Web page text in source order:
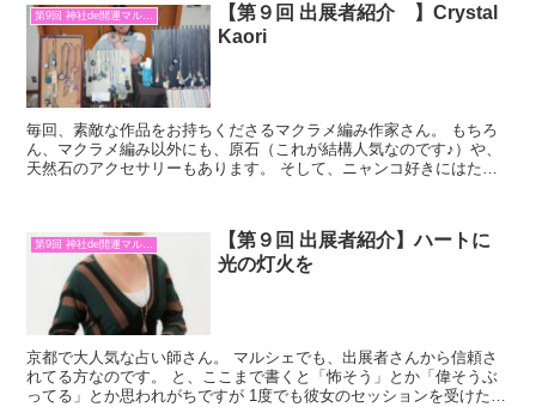
第9回 神社de開運マルシェ
【第９回 出展者紹介 】Crystal
Kaori
毎回、素敵な作品をお持ちくださるマクラメ編み作家さん。 もちろ
ん、マクラメ編み以外にも、原石（これが結構人気なのです♪）や、
天然石のアクセサリーもあります。 そして、ニャンコ好きにはたま
第9回 神社de開運マルシェ
【第９回 出展者紹介】ハートに
光の灯火を
京都で大人気な占い師さん。 マルシェでも、出展者さんから信頼さ
れてる方なのです。 と、ここまで書くと「怖そう」とか「偉そうぶ
ってる」とか思われがちですが 1度でも彼女のセッションを受けた人